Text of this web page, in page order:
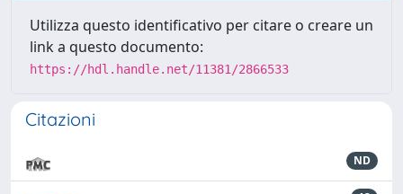
Utilizza questo identificativo per citare o creare un
link a questo documento:
https://hdl.handle.net/11381/2866533
Citazioni
ND